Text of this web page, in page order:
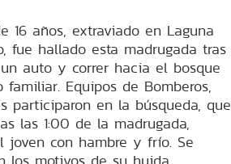
16 años, extraviado en Laguna
fue hallado esta madrugada tras
auto y correr hacia el bosque
familiar. Equipos de Bomberos,
participaron en la búsqueda, que
las 1:00 de la madrugada,
joven con hambre y frío. Se